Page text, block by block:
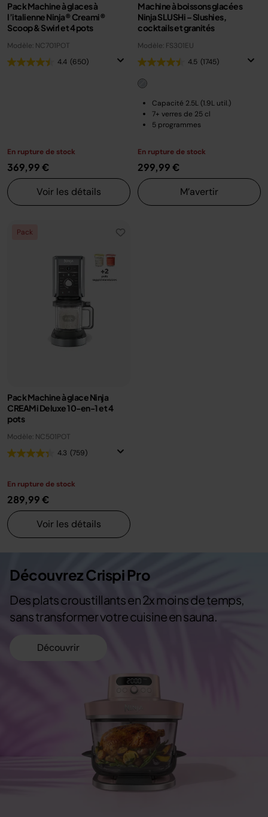
Pack Machine à glaces à
l’italienne Ninja® Creami®
Scoop & Swirl​ et 4 pots
Modèle: NC701POT
4.4 (650)
En rupture de stock
369,99 €
Voir les détails
Machine à boissons glacées
Ninja SLUSHi – Slushies,
cocktails et granités
Modèle: FS301EU
4.5 (1745)
Capacité 2.5L (1.9L util.)
7+ verres de 25 cl
5 programmes
En rupture de stock
299,99 €
M’avertir
Pack
Pack Machine à glace Ninja
CREAMi Deluxe 10-en-1 et 4
pots
Modèle: NC501POT
4.3 (759)
En rupture de stock
289,99 €
Voir les détails
Découvrez Crispi Pro
Des plats croustillants en 2x moins de temps,
sans transformer votre cuisine en sauna.
Découvrir